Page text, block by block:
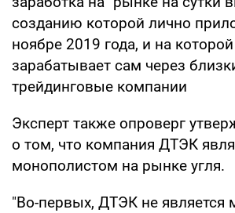
созданию которой лично
ноябре 2019 года, и на
зарабатывает сам через
трейдинговые компании
Эксперт также опроверг
о том, что компания ДТЭК
монополистом на рынке угля.
"Во-первых, ДТЭК не является